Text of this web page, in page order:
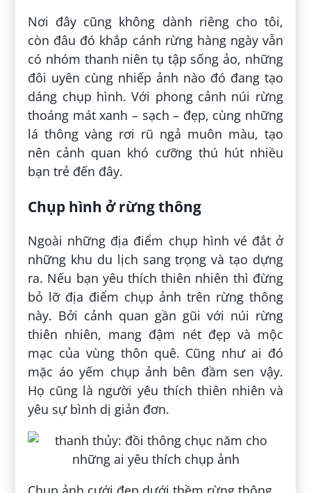
Nơi đây cũng không dành riêng cho tôi,
còn đâu đó khắp cánh rừng hàng ngày vẫn
có nhóm thanh niên tụ tập sống ảo, những
đôi uyên cùng nhiếp ảnh nào đó đang tạo
dáng chụp hình. Với phong cảnh núi rừng
thoáng mát xanh – sạch – đẹp, cùng những
lá thông vàng rơi rũ ngả muôn màu, tạo
nên cảnh quan khó cưỡng thú hút nhiều
bạn trẻ đến đây.
Chụp hình ở rừng thông
Ngoài những địa điểm chụp hình vé đắt ở
những khu du lịch sang trọng và tạo dựng
ra. Nếu bạn yêu thích thiên nhiên thì đừng
bỏ lỡ địa điểm chụp ảnh trên rừng thông
này. Bởi cảnh quan gần gũi với núi rừng
thiên nhiên, mang đậm nét đẹp và mộc
mạc của vùng thôn quê. Cũng như ai đó
mặc áo yếm chụp ảnh bên đầm sen vậy.
Họ cũng là người yêu thích thiên nhiên và
yêu sự bình dị giản đơn.